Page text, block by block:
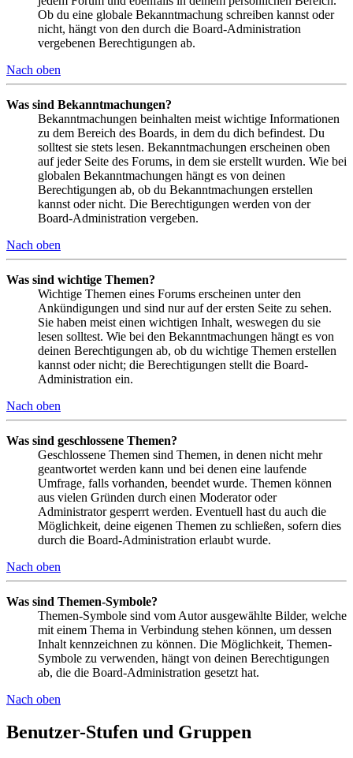
Ob du eine globale Bekanntmachung schreiben kannst oder
nicht, hängt von den durch die Board-Administration
vergebenen Berechtigungen ab.
Nach oben
Was sind Bekanntmachungen?
Bekanntmachungen beinhalten meist wichtige Informationen
zu dem Bereich des Boards, in dem du dich befindest. Du
solltest sie stets lesen. Bekanntmachungen erscheinen oben
auf jeder Seite des Forums, in dem sie erstellt wurden. Wie bei
globalen Bekanntmachungen hängt es von deinen
Berechtigungen ab, ob du Bekanntmachungen erstellen
kannst oder nicht. Die Berechtigungen werden von der
Board-Administration vergeben.
Nach oben
Was sind wichtige Themen?
Wichtige Themen eines Forums erscheinen unter den
Ankündigungen und sind nur auf der ersten Seite zu sehen.
Sie haben meist einen wichtigen Inhalt, weswegen du sie
lesen solltest. Wie bei den Bekanntmachungen hängt es von
deinen Berechtigungen ab, ob du wichtige Themen erstellen
kannst oder nicht; die Berechtigungen stellt die Board-
Administration ein.
Nach oben
Was sind geschlossene Themen?
Geschlossene Themen sind Themen, in denen nicht mehr
geantwortet werden kann und bei denen eine laufende
Umfrage, falls vorhanden, beendet wurde. Themen können
aus vielen Gründen durch einen Moderator oder
Administrator gesperrt werden. Eventuell hast du auch die
Möglichkeit, deine eigenen Themen zu schließen, sofern dies
durch die Board-Administration erlaubt wurde.
Nach oben
Was sind Themen-Symbole?
Themen-Symbole sind vom Autor ausgewählte Bilder, welche
mit einem Thema in Verbindung stehen können, um dessen
Inhalt kennzeichnen zu können. Die Möglichkeit, Themen-
Symbole zu verwenden, hängt von deinen Berechtigungen
ab, die die Board-Administration gesetzt hat.
Nach oben
Benutzer-Stufen und Gruppen